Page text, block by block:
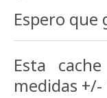
Espero que
Esta
medidas +/-